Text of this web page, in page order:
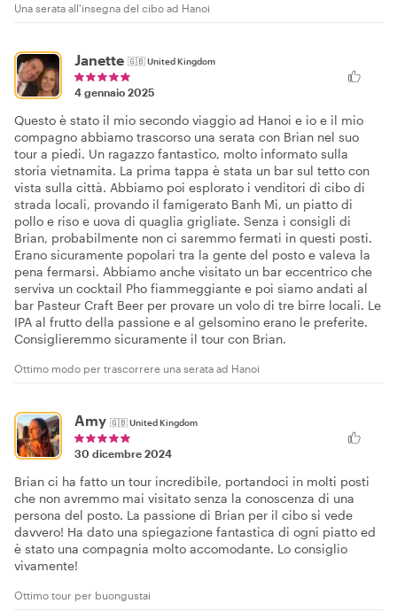
Una serata all'insegna del cibo ad Hanoi
Janette 🇬🇧United Kingdom
4 gennaio 2025
Questo è stato il mio secondo viaggio ad Hanoi e io e il mio
compagno abbiamo trascorso una serata con Brian nel suo
tour a piedi. Un ragazzo fantastico, molto informato sulla
storia vietnamita. La prima tappa è stata un bar sul tetto con
vista sulla città. Abbiamo poi esplorato i venditori di cibo di
strada locali, provando il famigerato Banh Mi, un piatto di
pollo e riso e uova di quaglia grigliate. Senza i consigli di
Brian, probabilmente non ci saremmo fermati in questi posti.
Erano sicuramente popolari tra la gente del posto e valeva la
pena fermarsi. Abbiamo anche visitato un bar eccentrico che
serviva un cocktail Pho fiammeggiante e poi siamo andati al
bar Pasteur Craft Beer per provare un volo di tre birre locali. Le
IPA al frutto della passione e al gelsomino erano le preferite.
Consiglieremmo sicuramente il tour con Brian.
Ottimo modo per trascorrere una serata ad Hanoi
Amy 🇬🇧United Kingdom
30 dicembre 2024
Brian ci ha fatto un tour incredibile, portandoci in molti posti
che non avremmo mai visitato senza la conoscenza di una
persona del posto. La passione di Brian per il cibo si vede
davvero! Ha dato una spiegazione fantastica di ogni piatto ed
è stato una compagnia molto accomodante. Lo consiglio
vivamente!
Ottimo tour per buongustai